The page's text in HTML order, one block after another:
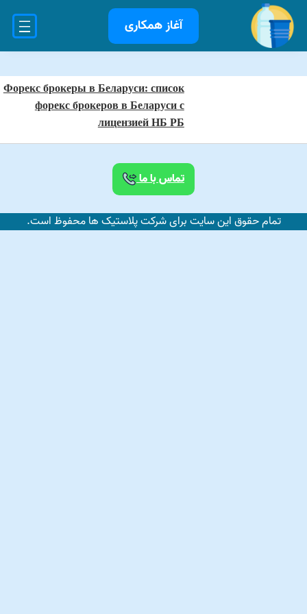
آغاز همکاری
Форекс брокеры в Беларуси: список
форекс брокеров в Беларуси с
лицензией НБ РБ
تماس با ما
تمام حقوق این سایت برای شرکت پلاستیک ها محفوظ است.